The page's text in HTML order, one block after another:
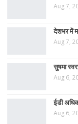
Aug 7,
देशभर में
Aug 7,
सुषमा
Aug 6,
ईडी
Aug 6,